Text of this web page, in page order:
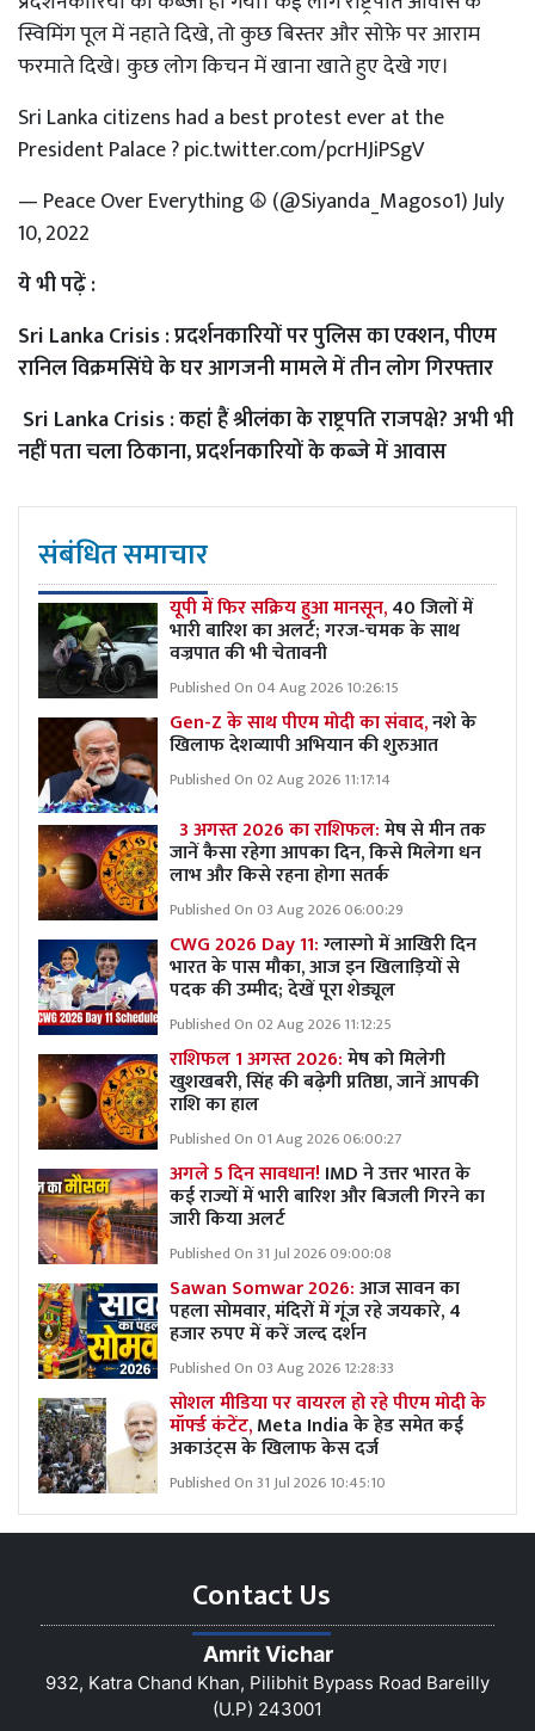
स्विमिंग पूल में नहाते दिखे, तो कुछ बिस्तर और सोफ़े पर आराम
फरमाते दिखे। कुछ लोग किचन में खाना खाते हुए देखे गए।
Sri Lanka citizens had a best protest ever at the
President Palace ?pic.twitter.com/pcrHJiPSgV
— Peace Over Everything ☮️ (@Siyanda_Magoso1)July
10, 2022
ये भी पढ़ें :
Sri Lanka Crisis : प्रदर्शनकारियों पर पुलिस का एक्शन, पीएम
रानिल विक्रमसिंघे के घर आगजनी मामले में तीन लोग गिरफ्तार
Sri Lanka Crisis : कहां हैं श्रीलंका के राष्ट्रपति राजपक्षे? अभी भी
नहीं पता चला ठिकाना, प्रदर्शनकारियों के कब्जे में आवास
संबंधित समाचार
यूपी में फिर सक्रिय हुआ मानसून,40 जिलों में
भारी बारिश का अलर्ट; गरज-चमक के साथ
वज्रपात की भी चेतावनी
Published On 04 Aug 2026 10:26:15
Gen-Z के साथ पीएम मोदी का संवाद,नशे के
खिलाफ देशव्यापी अभियान की शुरुआत
Published On 02 Aug 2026 11:17:14
3 अगस्त 2026 का राशिफल:मेष से मीन तक
जानें कैसा रहेगा आपका दिन, किसे मिलेगा धन
लाभ और किसे रहना होगा सतर्क
Published On 03 Aug 2026 06:00:29
CWG 2026 Day 11:ग्लास्गो में आखिरी दिन
भारत के पास मौका, आज इन खिलाड़ियों से
पदक की उम्मीद; देखें पूरा शेड्यूल
Published On 02 Aug 2026 11:12:25
राशिफल 1 अगस्त 2026:मेष को मिलेगी
खुशखबरी, सिंह की बढ़ेगी प्रतिष्ठा, जानें आपकी
राशि का हाल
Published On 01 Aug 2026 06:00:27
अगले 5 दिन सावधान! IMD ने उत्तर भारत के
कई राज्यों में भारी बारिश और बिजली गिरने का
जारी किया अलर्ट
Published On 31 Jul 2026 09:00:08
Sawan Somwar 2026:आज सावन का
पहला सोमवार, मंदिरों में गूंज रहे जयकारे, 4
हजार रुपए में करें जल्द दर्शन
Published On 03 Aug 2026 12:28:33
सोशल मीडिया पर वायरल हो रहे पीएम मोदी के
मॉर्फ्ड कंटेंट,Meta India के हेड समेत कई
अकाउंट्स के खिलाफ केस दर्ज
Published On 31 Jul 2026 10:45:10
Contact Us
Amrit Vichar
932, Katra Chand Khan, Pilibhit Bypass Road Bareilly
(U.P) 243001